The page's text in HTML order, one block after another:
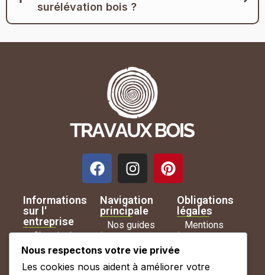
surélévation bois ?
Informations
sur l'
entreprise
Chemin des
Baudries,
85230 Saint-
Navigation
principale
Nos guides
Conseils
Obligations
légales
Mentions
Politique de
Nous respectons votre vie privée
Les cookies nous aident à améliorer votre